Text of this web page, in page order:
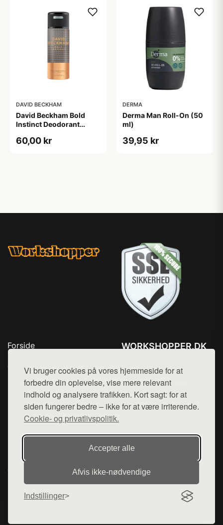
Vi bruger cookies på vores hjemmeside for at
forbedre din oplevelse, vise mere relevant
indhold og analysere trafikken. Kort sagt: for at
siden fungerer bedre – ikke for at være irriterende.
Cookie- og privatlivspolitik.
Accepter alle
Afvis ikke‑nødvendige
Indstillinger
DAVID BECKHAM
David Beckham Bold
Instinct Deodorant
60,00 kr
DERMA
Derma Man Roll-On (50
ml)
39,95 kr
Forside
Top Rabatter
Kontakt
WORKSHOPPER.DK
Mail: hej@want.dk
Cookie- og privatlivspolitik
Denne side er en del af want.dk, der udgiver en række
hjemmesider med præsentation af forskellige produkter fra
diverse webshops. Der sælges ikke varer fra denne side - vi
varerne på lager.